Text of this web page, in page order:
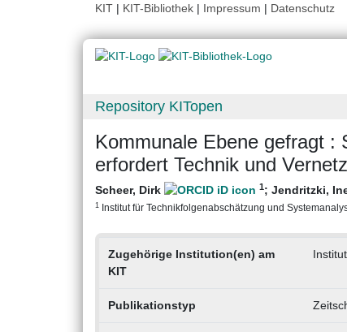
KIT | KIT-Bibliothek | Impressum | Datenschutz
Repository KITopen
Kommunale Ebene gefragt :
erfordert Technik und
Scheer, Dirk 1; Jendritzki,
1 Institut für Technikfolgenabschätzung und
Zugehörige Institution(en) am
KIT
Publikationstyp